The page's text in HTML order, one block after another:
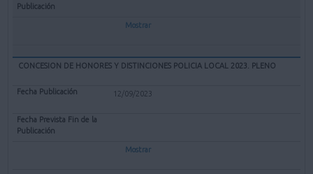
Mostrar
CONCESION DE HONORES Y DISTINCIONES POLICIA LOCAL 2023. PLENO
12/09/2023
Mostrar